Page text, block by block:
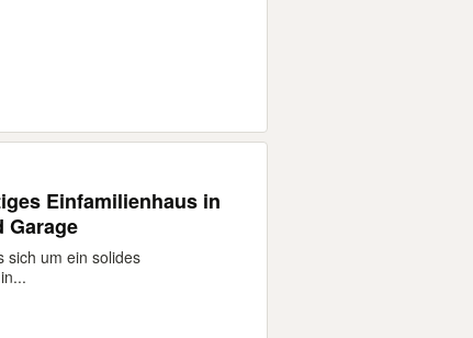
Einfamilienhaus in
Garage
sich um ein solides